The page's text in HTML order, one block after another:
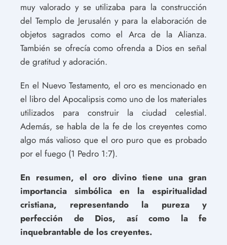
muy valorado y se utilizaba para la construcción
del Templo de Jerusalén y para la elaboración de
objetos sagrados como el Arca de la Alianza.
También se ofrecía como ofrenda a Dios en señal
de gratitud y adoración.
En el Nuevo Testamento, el oro es mencionado en
el libro del Apocalipsis como uno de los materiales
utilizados para construir la ciudad celestial.
Además, se habla de la fe de los creyentes como
algo más valioso que el oro puro que es probado
por el fuego (1 Pedro 1:7).
En resumen, el oro divino tiene una gran
importancia simbólica en la espiritualidad
cristiana, representando la pureza y
perfección de Dios, así como la fe
inquebrantable de los creyentes.